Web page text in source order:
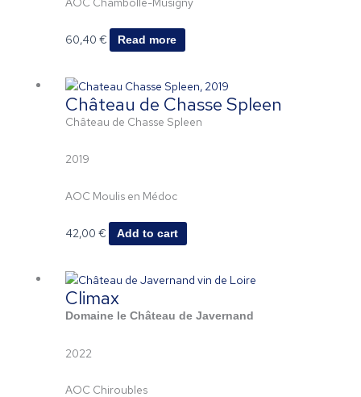
60,40€ Read more
Château de Chasse Spleen
Château de Chasse Spleen
2019
AOC Moulis en Médoc
42,00€ Add to cart
Climax
Domaine le Château de Javernand
2022
AOC Chiroubles